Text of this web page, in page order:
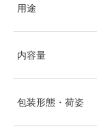
用途
内容量
包装形態・荷姿